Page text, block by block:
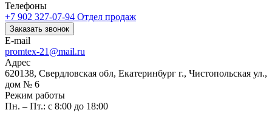
Телефоны
+7 902 327-07-94 Отдел продаж
Заказать звонок
E-mail
promtex-21@mail.ru
Адрес
620138, Свердловская обл, Екатеринбург г., Чистопольская ул.,
дом № 6
Режим работы
Пн. – Пт.: с 8:00 до 18:00